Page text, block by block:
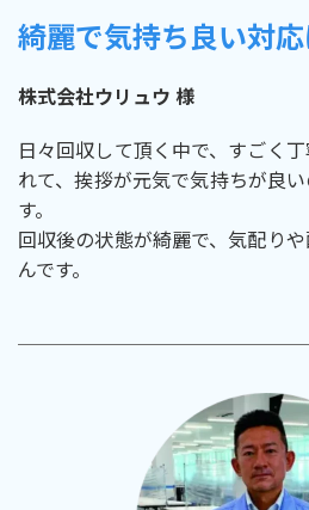
綺麗で気持ち良い対応
株式会社ウリュウ 様
日々回収して頂く中で、すごく
れて、挨拶が元気で気持ちが良
す。
回収後の状態が綺麗で、気配り
んです。